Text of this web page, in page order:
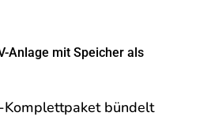
Anlage mit Speicher als
Komplettpaket bündelt